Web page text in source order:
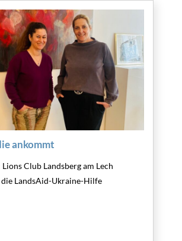
ankommt
Club Landsberg am Lech
LandsAid-Ukraine-Hilfe